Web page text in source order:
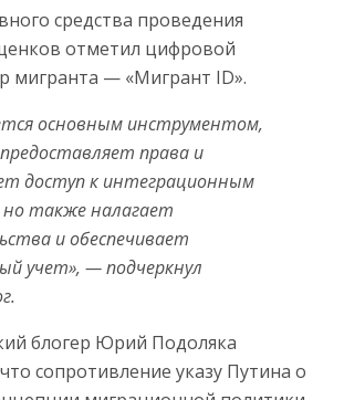
средства проведения
отметил цифровой
мигранта — «Мигрант ID».
основным инструментом,
права и
доступ к интеграционным
но также налагает
и обеспечивает
учет», — подчеркнул
блогер Юрий Подоляка
сопротивление указу Путина о